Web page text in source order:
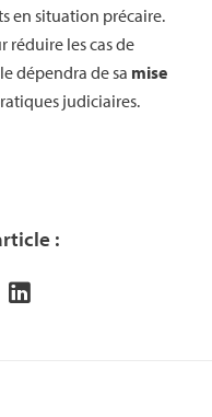
en situation précaire.
réduire les cas de
dépendra de sa mise
judiciaires.
: